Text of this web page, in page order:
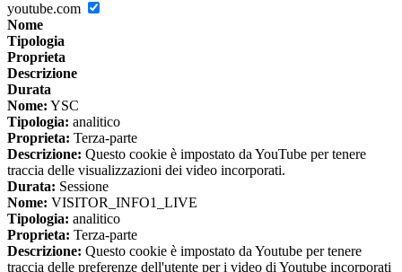
youtube.com
Nome
Tipologia
Proprieta
Descrizione
Durata
Nome: YSC
Tipologia: analitico
Proprieta: Terza-parte
Descrizione: Questo cookie è impostato da YouTube per tenere
traccia delle visualizzazioni dei video incorporati.
Durata: Sessione
Nome: VISITOR_INFO1_LIVE
Tipologia: analitico
Proprieta: Terza-parte
Descrizione: Questo cookie è impostato da Youtube per tenere
traccia delle preferenze dell'utente per i video di Youtube incorporati